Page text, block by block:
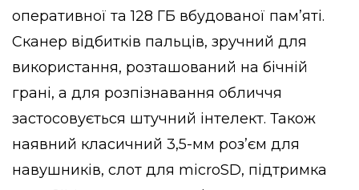
оперативної та 128 ГБ вбудованої пам’яті.
Сканер відбитків пальців, зручний для
використання, розташований на бічній
грані, а для розпізнавання обличчя
застосовується штучний інтелект. Також
наявний класичний 3,5-мм роз’єм для
навушників, слот для microSD, підтримка